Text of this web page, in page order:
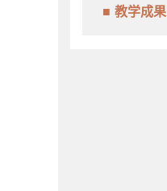
教学成果